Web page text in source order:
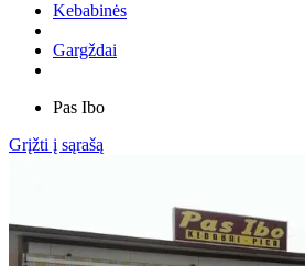
Kebabinės
Gargždai
Pas Ibo
Grįžti į sąrašą